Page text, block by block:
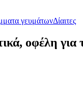
γευμάτωνΔίαιτες
οφέλη για